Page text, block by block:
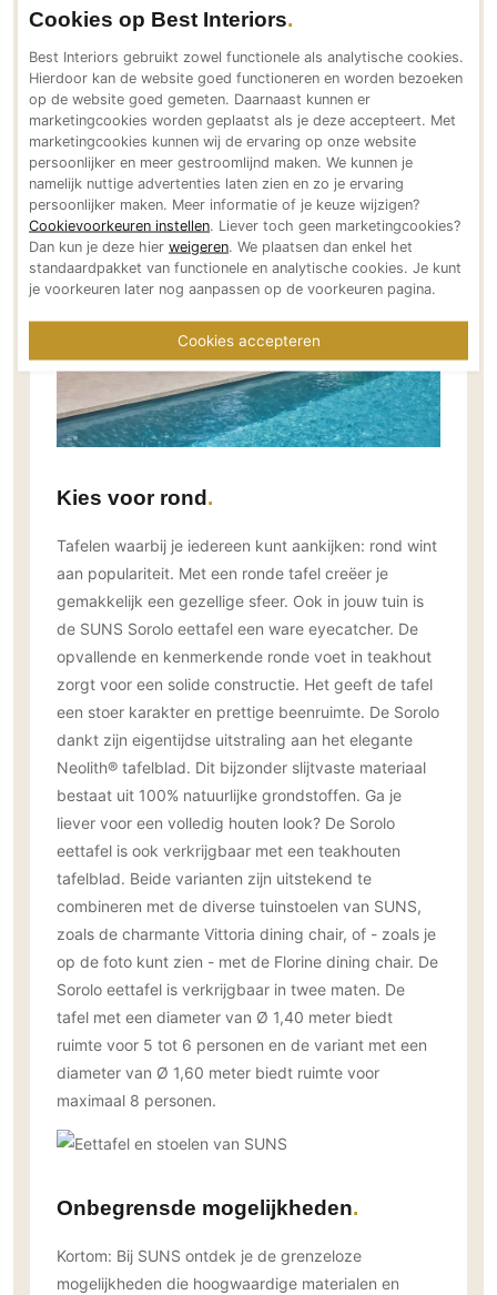
afgewerkt met een premium buitenstof die
waterafstotend en kleurvast is. Met andere
woorden: de hoogwaardige materialen en afwerking
zorgen ervoor dat de loungeset in elke omgeving tot
zijn recht komt.
Kies voor rond
Tafelen waarbij je iedereen kunt aankijken: rond wint
aan populariteit. Met een ronde tafel creëer je
gemakkelijk een gezellige sfeer. Ook in jouw tuin is
de SUNS Sorolo eettafel een ware eyecatcher. De
opvallende en kenmerkende ronde voet in teakhout
zorgt voor een solide constructie. Het geeft de tafel
een stoer karakter en prettige beenruimte. De Sorolo
dankt zijn eigentijdse uitstraling aan het elegante
Neolith® tafelblad. Dit bijzonder slijtvaste materiaal
bestaat uit 100% natuurlijke grondstoffen. Ga je
liever voor een volledig houten look? De Sorolo
eettafel is ook verkrijgbaar met een teakhouten
tafelblad. Beide varianten zijn uitstekend te
combineren met de diverse tuinstoelen van SUNS,
zoals de charmante Vittoria dining chair, of - zoals je
op de foto kunt zien - met de Florine dining chair. De
Sorolo eettafel is verkrijgbaar in twee maten. De
tafel met een diameter van Ø 1,40 meter biedt
ruimte voor 5 tot 6 personen en de variant met een
diameter van Ø 1,60 meter biedt ruimte voor
maximaal 8 personen.
Onbegrensde mogelijkheden
Kortom: Bij SUNS ontdek je de grenzeloze
mogelijkheden die hoogwaardige materialen en
Cookies op Best Interiors
Best Interiors gebruikt zowel functionele als analytische cookies.
Hierdoor kan de website goed functioneren en worden bezoeken
op de website goed gemeten. Daarnaast kunnen er
marketingcookies worden geplaatst als je deze accepteert. Met
marketingcookies kunnen wij de ervaring op onze website
persoonlijker en meer gestroomlijnd maken. We kunnen je
namelijk nuttige advertenties laten zien en zo je ervaring
persoonlijker maken. Meer informatie of je keuze wijzigen?
Cookievoorkeuren instellen. Liever toch geen marketingcookies?
Dan kun je deze hier weigeren. We plaatsen dan enkel het
standaardpakket van functionele en analytische cookies. Je kunt
je voorkeuren later nog aanpassen op de voorkeuren pagina.
Cookies accepteren